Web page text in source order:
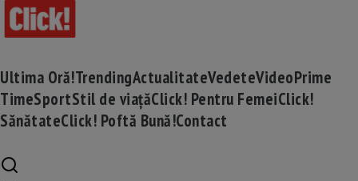
Ultima Oră!TrendingActualitateVedeteVideoPrime
TimeSportStil de viațăClick! Pentru FemeiClick!
SănătateClick! Poftă Bună!Contact